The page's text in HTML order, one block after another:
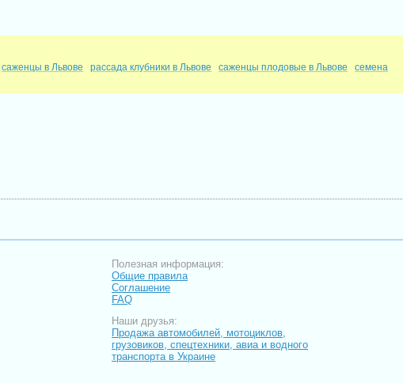
саженцы в Львове рассада клубники в Львове саженцы плодовые в Львове
семена
Полезная информация:
Общие правила
Соглашение
FAQ
Наши друзья:
Продажа автомобилей, мотоциклов,
грузовиков, спецтехники, авиа и водного
транспорта в Украине